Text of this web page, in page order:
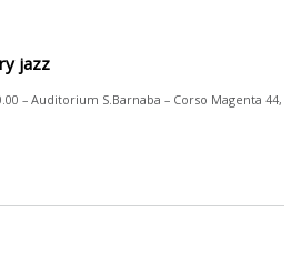
jazz
– Auditorium S.Barnaba – Corso Magenta 44,